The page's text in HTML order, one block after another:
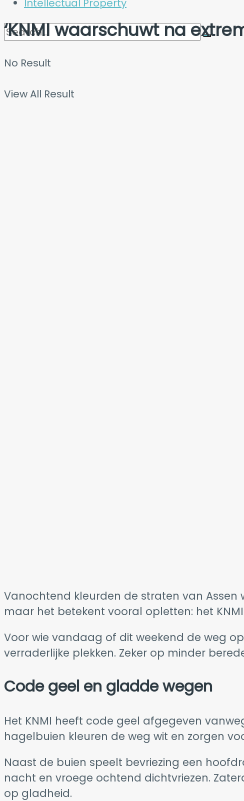
Intellectual Property
No Result
View All Result
‘KNMI waarschuwt na
Vanochtend kleurden de straten van Assen
maar het betekent vooral opletten: het
Voor wie vandaag of dit weekend de weg
verraderlijke plekken. Zeker op minder
Code geel en gladde wegen
Het KNMI heeft code geel afgegeven
hagelbuien kleuren de weg wit en zorgen
Naast de buien speelt bevriezing een
nacht en vroege ochtend dichtvriezen.
op gladheid.